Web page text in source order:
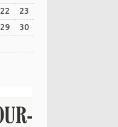
22
23
29
30